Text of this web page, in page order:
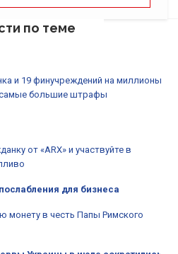
по теме
и 19 финучреждений на миллионы
самые большие штрафы
от «ARX» и участвуйте в
для бизнеса
монету в честь Папы Римского